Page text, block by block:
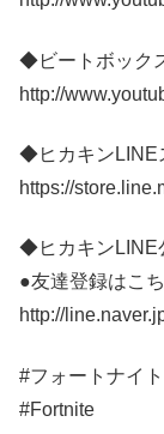
◆ビートボック
http://
◆ヒカキンLINE
https://
◆ヒカキンLINE
●友達登録はこ
http://
#フォートナイト
#Fortnite